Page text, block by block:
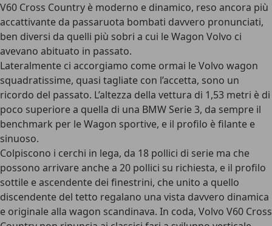
V60 Cross Country è moderno e dinamico, reso ancora più
accattivante da passaruota bombati davvero pronunciati,
ben diversi da quelli più sobri a cui le Wagon Volvo ci
avevano abituato in passato.
Lateralmente ci accorgiamo come ormai le Volvo wagon
squadratissime, quasi tagliate con l’accetta, sono un
ricordo del passato. L’altezza della vettura di 1,53 metri è di
poco superiore a quella di una BMW Serie 3, da sempre il
benchmark per le Wagon sportive, e il profilo è filante e
sinuoso.
Colpiscono i cerchi in lega, da 18 pollici di serie ma che
possono arrivare anche a 20 pollici su richiesta, e il profilo
sottile e ascendente dei finestrini, che unito a quello
discendente del tetto regalano una vista davvero dinamica
e originale alla wagon scandinava. In coda, Volvo V60 Cross